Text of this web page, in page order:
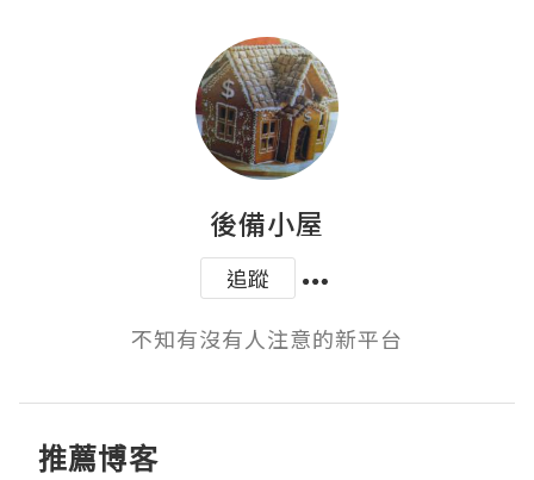
後備小屋
追蹤
不知有沒有人注意的新平台
推薦博客